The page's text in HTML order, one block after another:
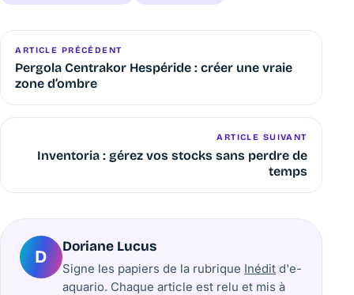
ARTICLE PRÉCÉDENT
Pergola Centrakor Hespéride : créer une vraie
zone d’ombre
ARTICLE SUIVANT
Inventoria : gérez vos stocks sans perdre de
temps
D Doriane Lucus
Signe les papiers de la rubrique Inédit d'e-
aquario. Chaque article est relu et mis à